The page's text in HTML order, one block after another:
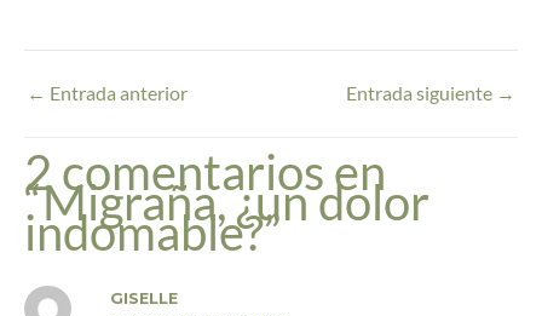
← Entrada anterior Entrada siguiente →
2 comentarios en
“Migraña, ¿un dolor
indomable?”
GISELLE